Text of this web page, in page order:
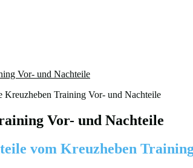
Vor- und Nachteile
Vor- und Nachteile
vom Kreuzheben